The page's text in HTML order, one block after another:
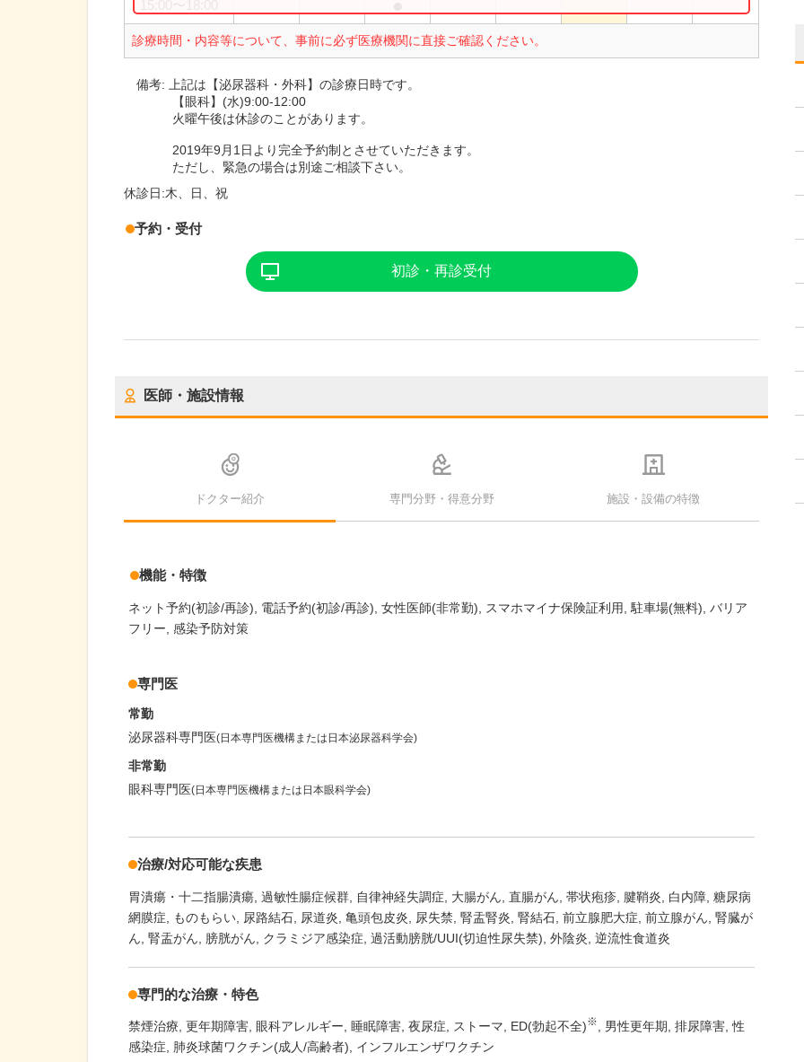
診療時間・内容等について、事前に必ず医療機関に直接ご確認ください。
備考:
上記は【泌尿器科・外科】の診療日時です。
【眼科】(水)9:00-12:00
火曜午後は休診のことがあります。
2019年9月1日より完全予約制とさせていただきます。
ただし、緊急の場合は別途ご相談下さい。
休診日:木、日、祝
予約・受付
初診・再診受付
医師・施設情報
ドクター紹介 専門分野・得意分野 施設・設備の特徴
機能・特徴
ネット予約(初診/再診) 電話予約(初診/再診) 女性医師(非常勤) スマホマイナ保険証利用 駐車場(無料) バリア
フリー 感染予防対策
専門医
常勤
泌尿器科専門医(日本専門医機構または日本泌尿器科学会)
非常勤
眼科専門医(日本専門医機構または日本眼科学会)
治療/対応可能な疾患
胃潰瘍・十二指腸潰瘍 過敏性腸症候群 自律神経失調症 大腸がん 直腸がん 帯状疱疹 腱鞘炎 白内障 糖尿病
網膜症
ものもらい 尿路結石 尿道炎 亀頭包皮炎 尿失禁 腎盂腎炎 腎結石 前立腺肥大症 前立腺がん 腎臓が
ん 腎盂がん 膀胱がん クラミジア感染症 過活動膀胱/UUI(切迫性尿失禁) 外陰炎 逆流性食道炎
専門的な治療・特色
禁煙治療 更年期障害 眼科アレルギー 睡眠障害 夜尿症 ストーマ ED(勃起不全)※ 男性更年期 排尿障害 性
感染症
肺炎球菌ワクチン(成人/高齢者) インフルエンザワクチン